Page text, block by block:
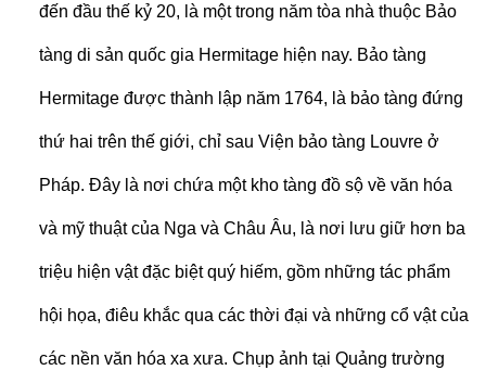
đến đầu thế kỷ 20, là một trong năm tòa nhà thuộc Bảo
tàng di sản quốc gia Hermitage hiện nay. Bảo tàng
Hermitage được thành lập năm 1764, là bảo tàng đứng
thứ hai trên thế giới, chỉ sau Viện bảo tàng Louvre ở
Pháp. Đây là nơi chứa một kho tàng đồ sộ về văn hóa
và mỹ thuật của Nga và Châu Âu, là nơi lưu giữ hơn ba
triệu hiện vật đặc biệt quý hiếm, gồm những tác phẩm
hội họa, điêu khắc qua các thời đại và những cổ vật của
các nền văn hóa xa xưa. Chụp ảnh tại Quảng trường